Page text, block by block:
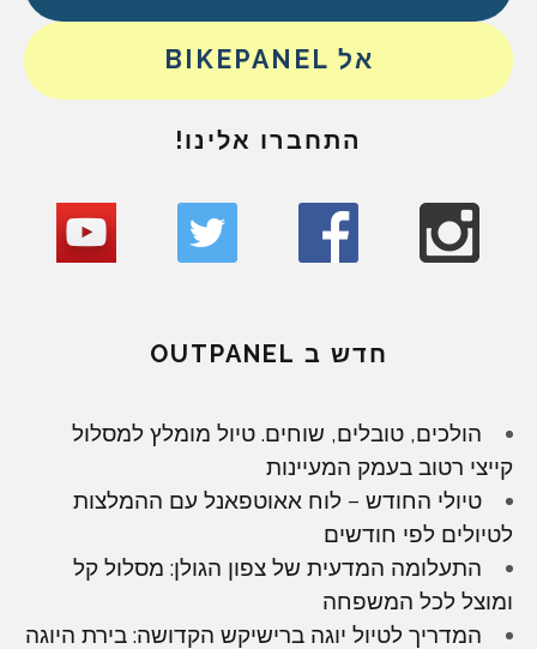
אל BIKEPANEL
התחברו אלינו!
חדש ב OUTPANEL
הולכים, טובלים, שוחים. טיול מומלץ למסלול
קייצי רטוב בעמק המעיינות
טיולי החודש – לוח אאוטפאנל עם ההמלצות
לטיולים לפי חודשים
התעלומה המדעית של צפון הגולן: מסלול קל
ומוצל לכל המשפחה
המדריך לטיול יוגה ברישיקש הקדושה: בירת היוגה